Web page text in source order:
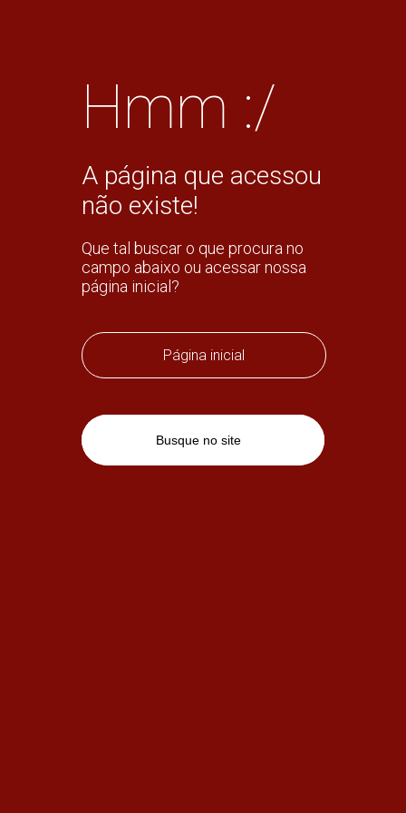
Hmm :/
A página que acessou
não existe!
Que tal buscar o que procura no
campo abaixo ou acessar nossa
página inicial?
Página inicial